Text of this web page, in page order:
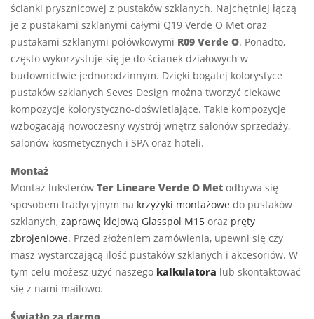
ścianki prysznicowej z pustaków szklanych. Najchętniej łączą
je z pustakami szklanymi całymi Q19 Verde O Met oraz
pustakami szklanymi połówkowymi R09 Verde O. Ponadto,
często wykorzystuje się je do ścianek działowych w
budownictwie jednorodzinnym. Dzięki bogatej kolorystyce
pustaków szklanych Seves Design można tworzyć ciekawe
kompozycje kolorystyczno-doświetlające. Takie kompozycje
wzbogacają nowoczesny wystrój wnętrz salonów sprzedaży,
salonów kosmetycznych i SPA oraz hoteli.
Montaż
Montaż luksferów Ter Lineare Verde O Met odbywa się
sposobem tradycyjnym na krzyżyki montażowe do pustaków
szklanych, zaprawę klejową Glasspol M15 oraz pręty
zbrojeniowe. Przed złożeniem zamówienia, upewni się czy
masz wystarczającą ilość pustaków szklanych i akcesoriów. W
tym celu możesz użyć naszego kalkulatora lub skontaktować
się z nami mailowo.
Światło za darmo